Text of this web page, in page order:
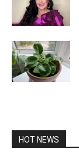
HOT NEWS